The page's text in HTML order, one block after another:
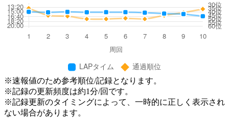
※速報値のため参考順位/記録となります。
※記録の更新頻度は約1分/回です。
※記録更新のタイミングによって、一時的に正しく表示され
ない場合があります。